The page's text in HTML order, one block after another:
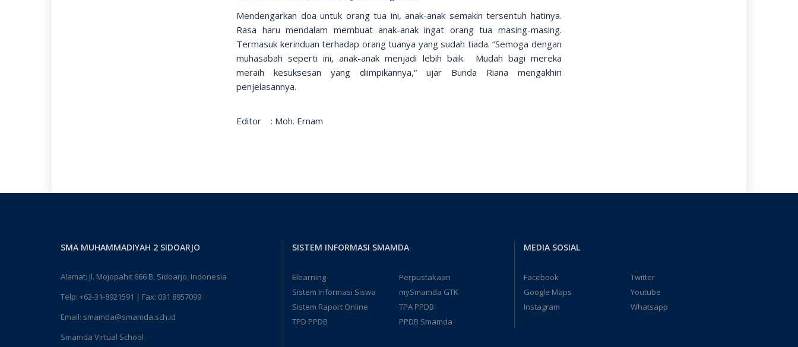
Mendengarkan doa untuk orang tua ini, anak-anak semakin tersentuh hatinya.
Rasa haru mendalam membuat anak-anak ingat orang tua masing-masing.
Termasuk kerinduan terhadap orang tuanya yang sudah tiada. “Semoga dengan
muhasabah seperti ini, anak-anak menjadi lebih baik. Mudah bagi mereka
meraih kesuksesan yang diimpikannya,“ ujar Bunda Riana mengakhiri
penjelasannya.
Editor : Moh. Ernam
SMA MUHAMMADIYAH 2 SIDOARJO
Alamat: Jl. Mojopahit 666 B, Sidoarjo, Indonesia
Telp: +62-31-8921591 | Fax: 031 8957099
Email: smamda@smamda.sch.id
Smamda Virtual School
SISTEM INFORMASI SMAMDA
Elearning
Perpustakaan
Sistem Informasi Siswa
mySmamda GTK
Sistem Raport Online
TPA PPDB
TPD PPDB
PPDB Smamda
MEDIA SOSIAL
Facebook
Twitter
Google Maps
Youtube
Instagram
Whatsapp